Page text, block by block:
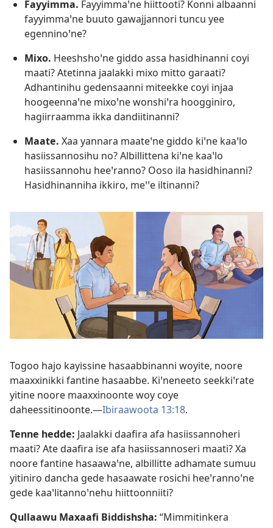
Fayyimma. Fayyimmaꞌne hiittooti? Konni albaanni
fayyimmaꞌne buuto gawajjannori tuncu yee
egenninoꞌne?
Mixo. Heeshshoꞌne giddo assa hasidhinanni coyi
maati? Atetinna jaalakki mixo mitto garaati?
Adhantinihu gedensaanni miteekke coyi injaa
hoogeennaꞌne mixoꞌne wonshiꞌra hoogginiro,
hagiirraamma ikka dandiitinanni?
Maate. Xaa yannara maateꞌne giddo kiꞌne kaaꞌlo
hasiissannosihu no? Albillittena kiꞌne kaaꞌlo
hasiissannohu heeꞌranno? Ooso ila hasidhinanni?
Hasidhinanniha ikkiro, meꞌꞌe iltinanni?
Togoo hajo kayissine hasaabbinanni woyite, noore
maaxxinikki fantine hasaabbe. Kiꞌneneeto seekkiꞌrate
yitine noore maaxxinoonte woy coye
daheessitinoonte.—Ibiraawoota 13:18.
Tenne hedde: Jaalakki daafira afa hasiissannoheri
maati? Ate daafira ise afa hasiissannoseri maati? Xa
noore fantine hasaawaꞌne, albillitte adhamate sumuu
yitiniro dancha gede hasaawate rosichi heeꞌrannoꞌne
gede kaaꞌlitannoꞌnehu hiittoonniiti?
Qullaawu Maxaafi Biddishsha: “Mimmitinkera